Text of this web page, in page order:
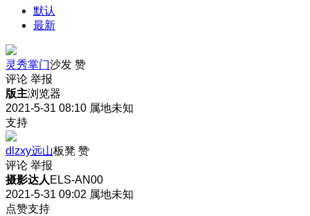
默认
最新
灵秀掌门沙发 赞
评论 举报
版主浏览器
2021-5-31 08:10 属地未知
支持
dlzxy远山板凳 赞
评论 举报
摄影达人 ELS-AN00
2021-5-31 09:02 属地未知
点赞支持